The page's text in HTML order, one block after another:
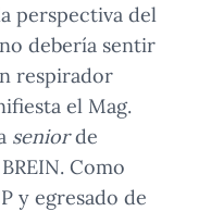
perspectiva del
debería sentir
respirador
el Mag.
seniorde
Como
y egresado de